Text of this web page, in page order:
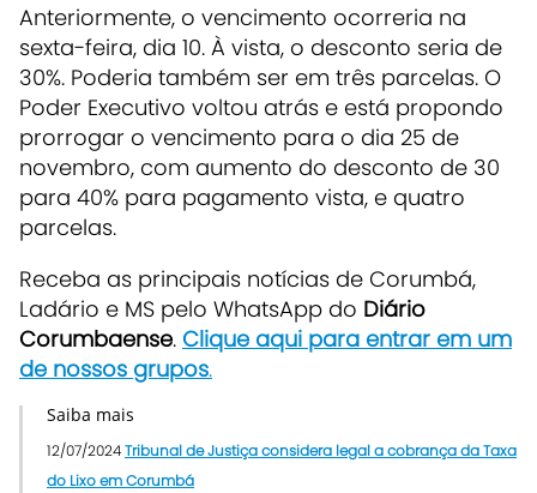
Anteriormente, o vencimento ocorreria na
sexta-feira, dia 10. À vista, o desconto seria de
30%. Poderia também ser em três parcelas. O
Poder Executivo voltou atrás e está propondo
prorrogar o vencimento para o dia 25 de
novembro, com aumento do desconto de 30
para 40% para pagamento vista, e quatro
parcelas.
Receba as principais notícias de Corumbá,
Ladário e MS pelo WhatsApp do Diário
Corumbaense. Clique aqui para entrar em um
de nossos grupos.
Saiba mais
12/07/2024Tribunal de Justiça considera legal a cobrança da Taxa
do Lixo em Corumbá